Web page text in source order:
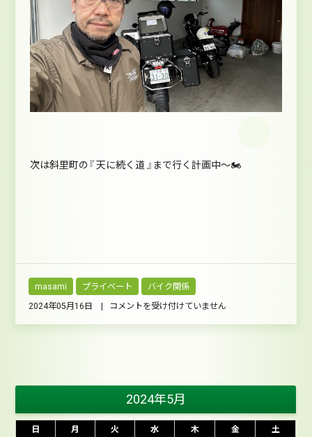
次は斜里町の『 天に続く道 』まで行く計画中～🏍
masami プライベート バイク関係
2024年05月16日 | 恵
→
コメントを受け付けていません
2024年5月
日 月 火 水 木 金 土